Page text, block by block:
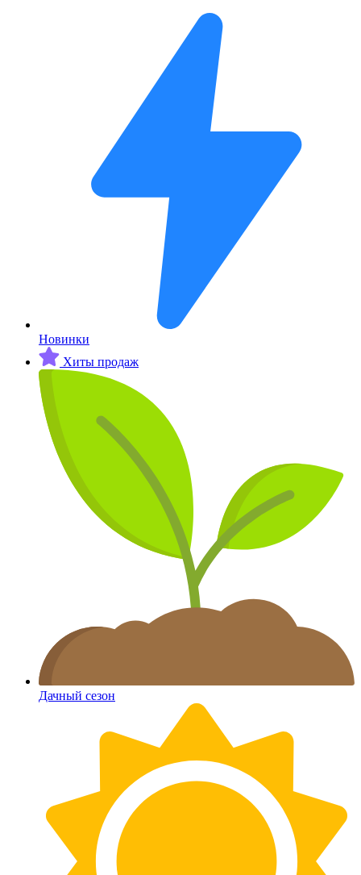
Новинки
Хиты продаж
Дачный сезон